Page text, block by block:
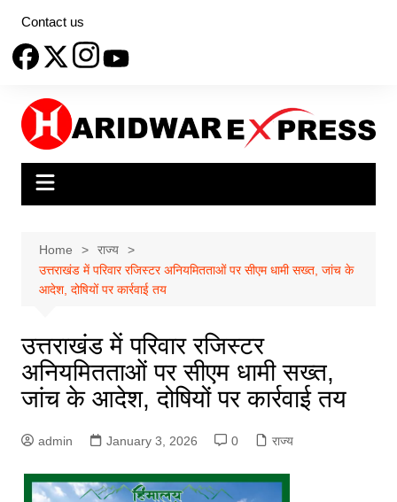
content
Contact us
Home
राज्य
उत्तराखंड में परिवार रजिस्टर अनियमितताओं पर सीएम धामी सख्त, जांच के
आदेश, दोषियों पर कार्रवाई तय
उत्तराखंड में परिवार रजिस्टर
अनियमितताओं पर सीएम धामी सख्त,
जांच के आदेश, दोषियों पर कार्रवाई तय
admin January 3, 2026 0 राज्य